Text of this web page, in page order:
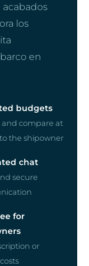
los
en
budgets
and compare at
the shipowner
chat
secure
for
or